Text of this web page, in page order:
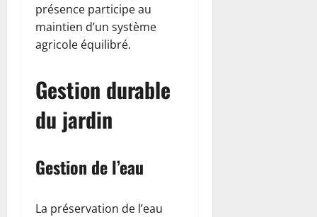
présence participe au
maintien d’un système
agricole équilibré.
Gestion durable
du jardin
Gestion de l’eau
La préservation de l’eau